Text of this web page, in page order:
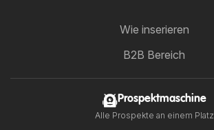
Wie inserieren
B2B Bereich
Prospektmaschine
Alle Prospekte an einem Platz